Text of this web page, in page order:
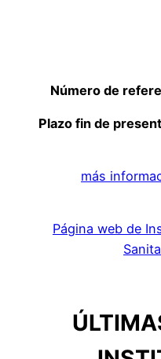
Número de
Plazo fin de
más
Página web de